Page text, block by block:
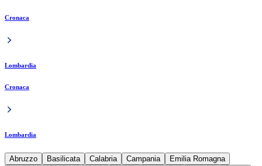
Cronaca
Lombardia
Cronaca
Lombardia
Abruzzo Basilicata Calabria Campania
Emilia Romagna